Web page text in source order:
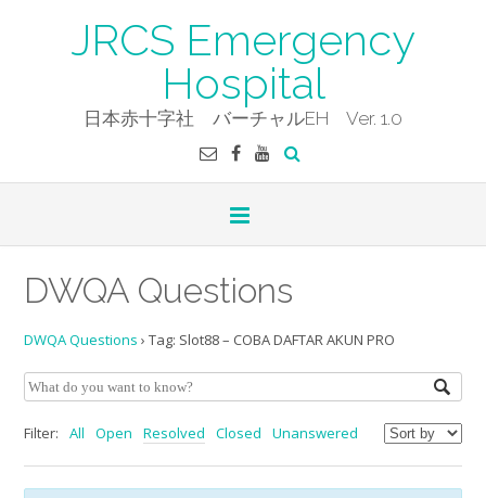
JRCS Emergency
Hospital
日本赤十字社 バーチャルEH Ver. 1.0
DWQA Questions
DWQA Questions › Tag: Slot88 – COBA DAFTAR AKUN PRO
Filter: All Open Resolved Closed Unanswered